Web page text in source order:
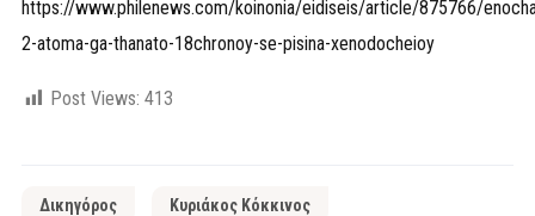
https://www.philenews.com/koinonia/eidiseis/article/875766/
2-atoma-ga-thanato-18chronoy-se-pisina-xenodocheioy
Post Views: 413
Δικηγόρος Κυριάκος Κόκκινος